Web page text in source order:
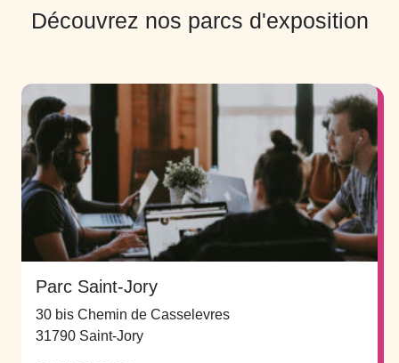
Découvrez nos parcs d'exposition
Parc Saint-Jory
30 bis Chemin de Casselevres
31790 Saint-Jory